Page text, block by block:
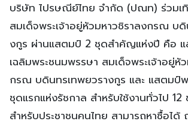
บริษัท ไปรษณีย์ไทย จำกัด (ปณท) ร่วมเ
สมเด็จพระเจ้าอยู่หัวมหาวชิราลงกรณ บ
งกูร ผ่านแสตมป์ 2 ชุดสำคัญแห่งปี คือ
เฉลิมพระชนมพรรษา สมเด็จพระเจ้าอยู่หั
กรณ บดินทรเทพยวรางกูร และ แสตมป์
ชุดแรกแห่งรัชกาล สำหรับใช้งานทั่วไป
สำหรับประชาชนคนไทย สามารถหาซื้อไ